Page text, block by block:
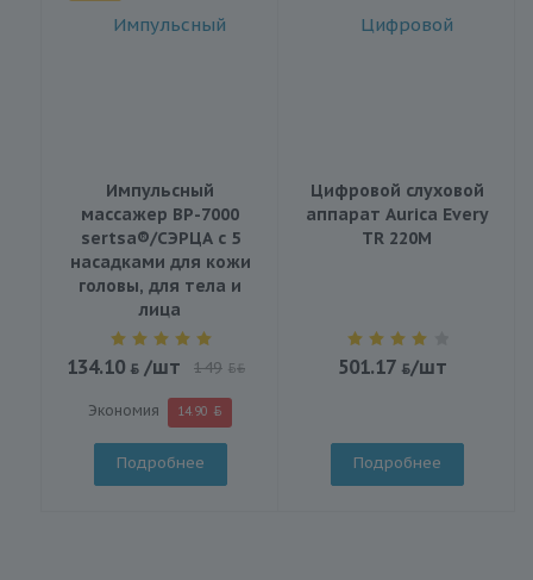
Импульсный
массажер BP-7000
sertsa®/СЭРЦА с 5
насадками для кожи
головы, для тела и
лица
134.10 /шт 149 BYN
Экономия 14.90
Подробнее
Цифровой слуховой
аппарат Aurica Every
TR 220M
501.17 /шт
Подробнее